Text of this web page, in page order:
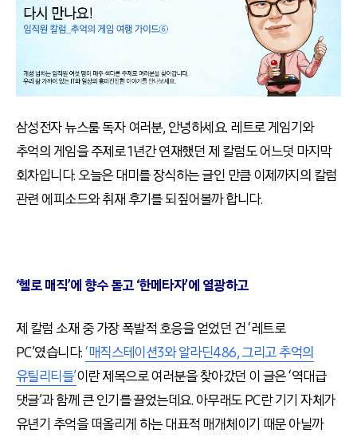
삼성전자 뉴스룸 독자 여러분, 안녕하세요. 레트로 게임기와
추억의 게임을 주제로 1년간 연재했던 제 칼럼도 어느덧 마지막
회차입니다. 오늘은 대미를 장식하는 글인 만큼 이제까지의 칼럼
관련 에피소드와 취재 후기를 되짚어볼까 합니다.
‘헬로 매직’에 향수 돋고 ‘한메타자’에 열광하고
제 칼럼 소재 중 가장 폭발적 호응을 얻었던 건 ‘레트로
PC’였습니다.‘매직스테이션3와 알라딘486, 그리고 추억의
유틸리티들’이란 제목으로 여러분을 찾아갔던 이 글은 ‘역대급
댓글’과 함께 큰 인기를 끌었는데요. 아무래도 PC란 기기 자체가
유년기 추억을 떠올리게 하는 대표적 매개체이기 때문 아닐까